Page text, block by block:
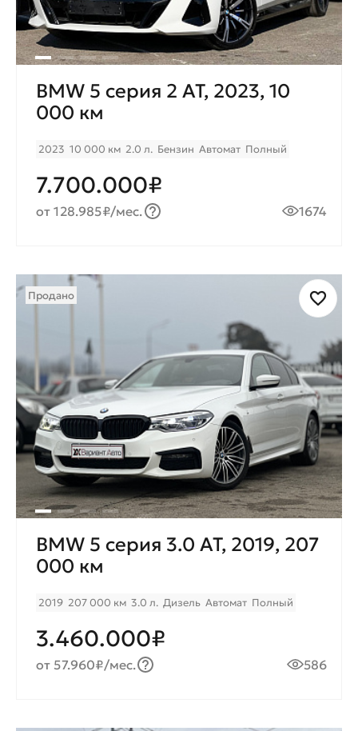
BMW 5 серия 2 AT, 2023, 10
000 км
2023 10 000 км 2.0 л. Бензин Автомат Полный
7.700.000₽
от 128.985₽/мес. 1674
Продано
BMW 5 серия 3.0 AT, 2019, 207
000 км
2019 207 000 км 3.0 л. Дизель Автомат Полный
3.460.000₽
от 57.960₽/мес. 586